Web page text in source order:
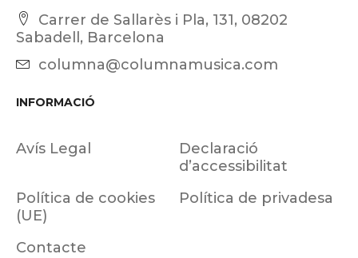
Carrer de Sallarès i Pla, 131, 08202
Sabadell, Barcelona
columna@columnamusica.com
INFORMACIÓ
Avís Legal
Declaració
d’accessibilitat
Política de cookies
(UE)
Política de privadesa
Contacte